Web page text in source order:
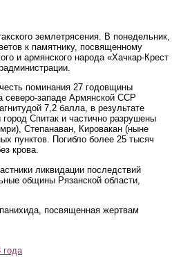
землетрясения. В понедельник,
к памятнику, посвященному
и армянского народа «Хачкар-Крест
поминания 27 годовщины
северо-западе Армянской ССР
7,2 балла, в результате
Спитак и частично разрушены
Степанаван, Кировакан (ныне
пунктов. Погибло более 25 тысяч
крова.
ликвидации последствий
общины Рязанской области,
посвященная жертвам
года